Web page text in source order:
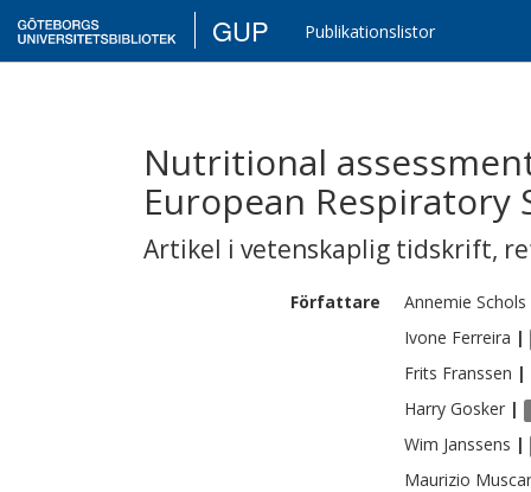
GUP Publikationslistor
Nutritional
European Respiratory
Artikel i vetenskaplig tidskrift,
Författare Annemie Schols
Ivone Ferreira |
Frits Franssen |
Harry Gosker |
Wim Janssens |
Maurizio